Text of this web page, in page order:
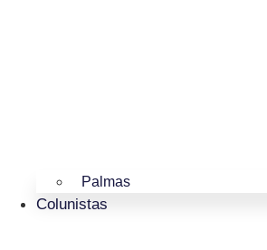
Palmas
Colunistas